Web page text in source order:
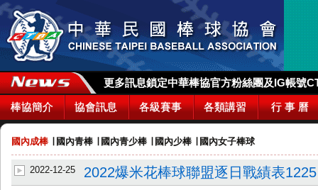
更多訊息鎖定中華棒協官方粉絲團及IG帳號
棒協簡介 協會訊息 各級賽事 各類講習 行 事 曆
國內成棒 國內青棒 國內青少棒 國內少棒 國內女子棒球
2022-12-25 2022爆米花棒球聯盟逐日戰績表1225